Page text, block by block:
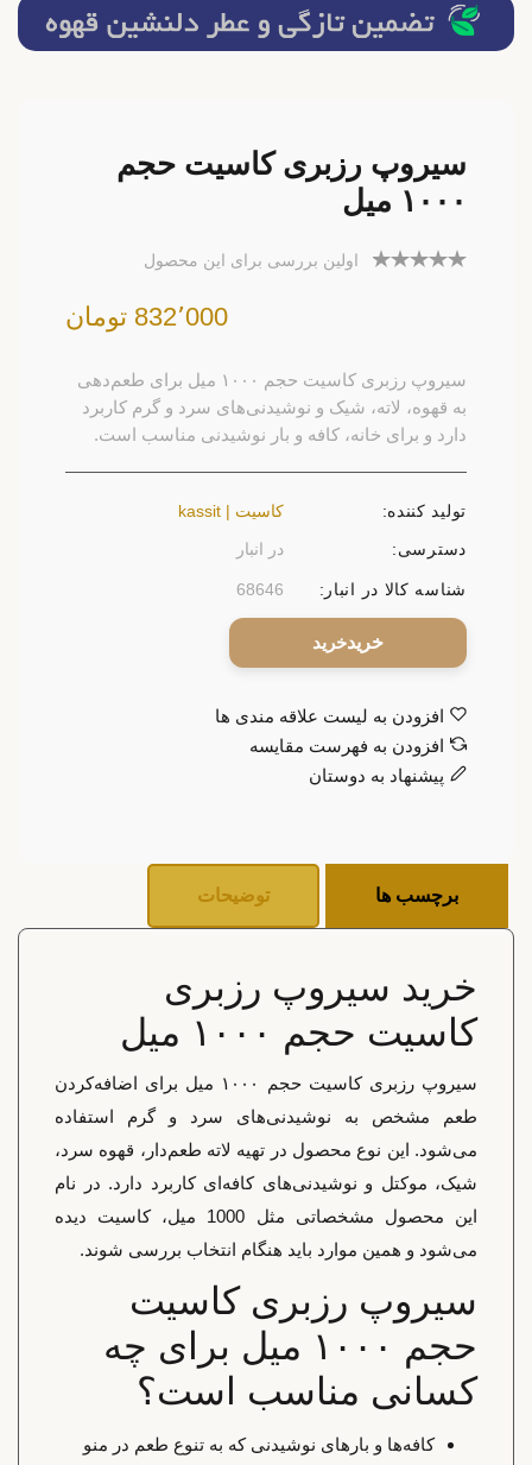
سیروپ رزبری کاسیت حجم
۱۰۰۰ میل
اولین بررسی برای این محصول
832٬000 تومان
سیروپ رزبری کاسیت حجم ۱۰۰۰ میل برای طعم‌دهی
به قهوه، لاته، شیک و نوشیدنی‌های سرد و گرم کاربرد
دارد و برای خانه، کافه و بار نوشیدنی مناسب است.
تولید کننده:
کاسیت | kassit
دسترسی:
در انبار
شناسه کالا در انبار: 68646
خرید
افزودن به لیست علاقه مندی ها
افزودن به فهرست مقایسه
پیشنهاد به دوستان
توضیحات برچسب ها
خرید سیروپ رزبری
کاسیت حجم ۱۰۰۰ میل
سیروپ رزبری کاسیت حجم ۱۰۰۰ میل برای اضافه‌کردن
طعم مشخص به نوشیدنی‌های سرد و گرم استفاده
می‌شود. این نوع محصول در تهیه لاته طعم‌دار، قهوه سرد،
شیک، موکتل و نوشیدنی‌های کافه‌ای کاربرد دارد. در نام
این محصول مشخصاتی مثل 1000 میل، کاسیت دیده
می‌شود و همین موارد باید هنگام انتخاب بررسی شوند.
سیروپ رزبری کاسیت
حجم ۱۰۰۰ میل برای چه
کسانی مناسب است؟
کافه‌ها و بارهای نوشیدنی که به تنوع طعم در منو